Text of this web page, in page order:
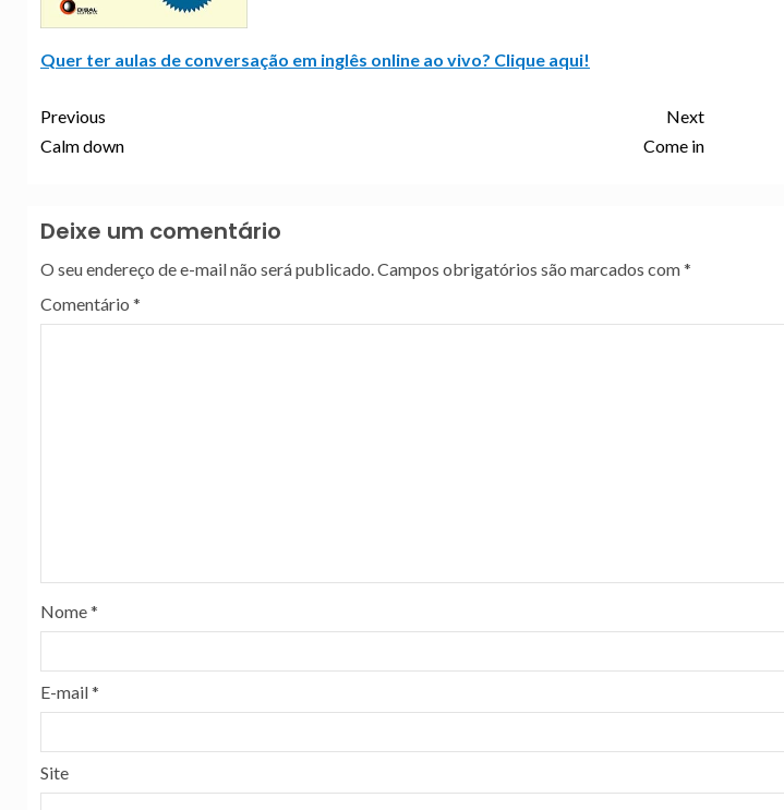
Quer ter aulas de conversação em inglês online ao vivo? Clique aqui!
Previous
Calm down
Next
Come in
Deixe um comentário
O seu endereço de e-mail não será publicado.Campos obrigatórios são marcados com*
Comentário *
Nome*
E-mail*
Site